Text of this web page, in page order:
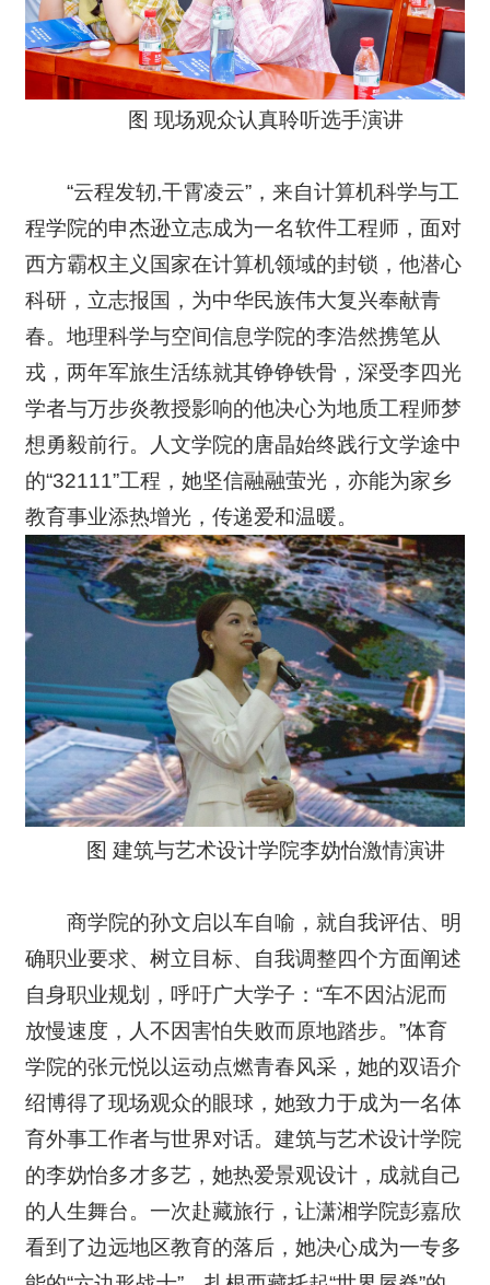
图 现场观众认真聆听选手演讲
“云程发轫,干霄凌云”，来自计算机科学与工
程学院的申杰逊立志成为一名软件工程师，面对
西方霸权主义国家在计算机领域的封锁，他潜心
科研，立志报国，为中华民族伟大复兴奉献青
春。地理科学与空间信息学院的李浩然携笔从
戎，两年军旅生活练就其铮铮铁骨，深受李四光
学者与万步炎教授影响的他决心为地质工程师梦
想勇毅前行。人文学院的唐晶始终践行文学途中
的“32111”工程，她坚信融融萤光，亦能为家乡
教育事业添热增光，传递爱和温暖。
图 建筑与艺术设计学院李妫怡激情演讲
商学院的孙文启以车自喻，就自我评估、明
确职业要求、树立目标、自我调整四个方面阐述
自身职业规划，呼吁广大学子：“车不因沾泥而
放慢速度，人不因害怕失败而原地踏步。”体育
学院的张元悦以运动点燃青春风采，她的双语介
绍博得了现场观众的眼球，她致力于成为一名体
育外事工作者与世界对话。建筑与艺术设计学院
的李妫怡多才多艺，她热爱景观设计，成就自己
的人生舞台。一次赴藏旅行，让潇湘学院彭嘉欣
看到了边远地区教育的落后，她决心成为一专多